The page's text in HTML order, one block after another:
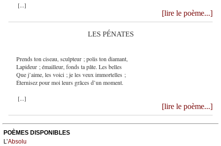
[...]
[lire le poème...]
LES PÉNATES
Prends ton ciseau, sculpteur ; polis ton diamant,
Lapideur ; émailleur, fonds ta pâte. Les belles
Que j’aime, les voici ; je les veux immortelles ;
Éternisez pour moi leurs grâces d’un moment.
[...]
[lire le poème...]
POÈMES DISPONIBLES
L’Absolu